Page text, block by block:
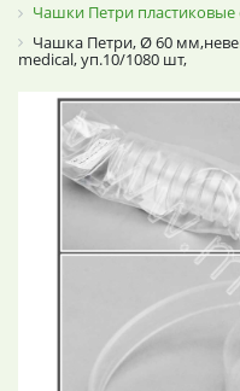
Чашки Петри пластиковые
Чашка Петри, Ø 60
medical, уп.10/1080 шт,